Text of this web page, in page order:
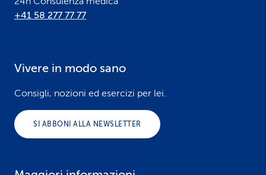
+41 58 277 77 77
Vivere in modo sano
Consigli, nozioni ed esercizi per lei.
SI ABBONI ALLA NEWSLETTER